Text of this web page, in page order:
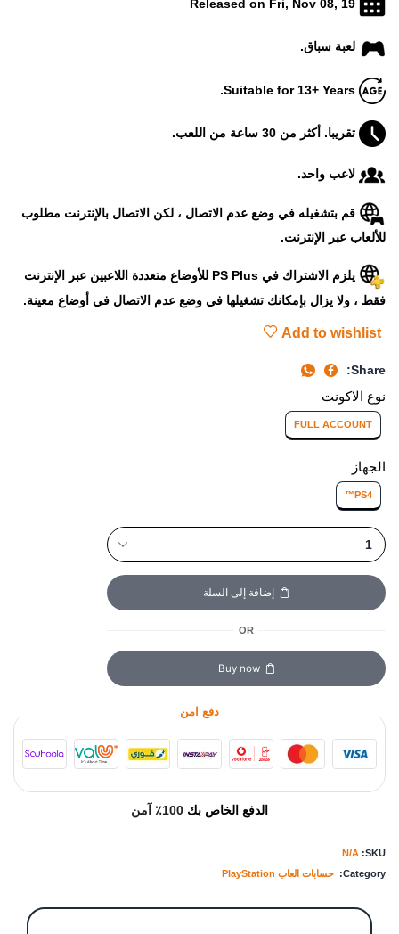
لعبة سباق.
تقريبا. أكثر من 30 ساعة من اللعب.
لاعب واحد.
قم بتشغيله في وضع عدم الاتصال ، لكن الاتصال بالإنترنت مطلوب
للألعاب عبر الإنترنت.
يلزم الاشتراك في PS Plus للأوضاع متعددة اللاعبين عبر الإنترنت
فقط ، ولا يزال بإمكانك تشغيلها في وضع عدم الاتصال في أوضاع معينة.
Add to wishlist
Share:
نوع الاكونت
FULL ACCOUNT
الجهاز
PS4™
إضافة إلى السلة
OR
Buy now
دفع امن
الدفع الخاص بك 100٪ آمن
SKU:
N/A
Category:
حسابات العاب PlayStation